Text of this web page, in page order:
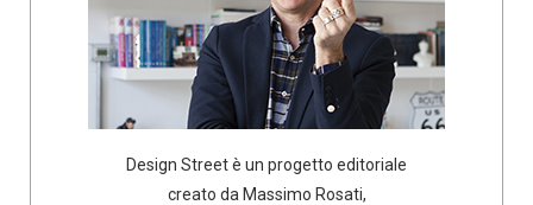
Design Street è un progetto editoriale
creato da Massimo Rosati,